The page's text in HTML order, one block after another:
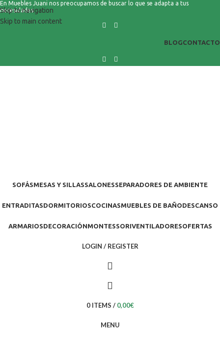
Skip to navigation
Skip to main content
En Muebles Juani nos preocupamos de buscar lo que se adapta a tus
necesidades
BLOGCONTACTO
SOFÁSMESAS Y SILLASSALONESSEPARADORES DE AMBIENTE
ENTRADITASDORMITORIOSCOCINASMUEBLES DE BAÑODESCANSO
ARMARIOSDECORACIÓNMONTESSORIVENTILADORESOFERTAS
LOGIN / REGISTER
0 ITEMS / 0,00€
MENU